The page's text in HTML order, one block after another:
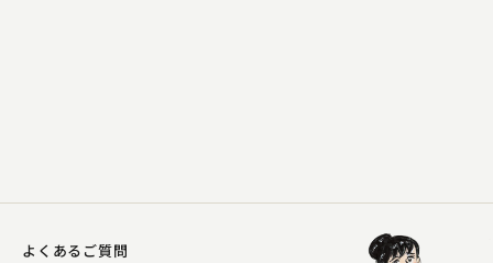
よくあるご質問